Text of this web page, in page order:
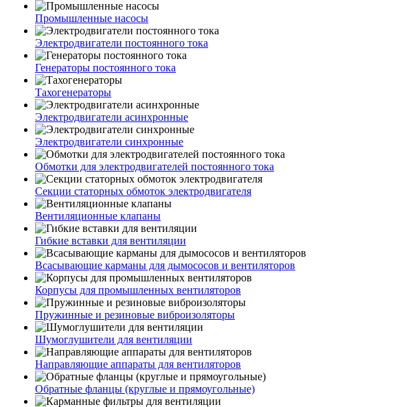
Промышленные насосы
Электродвигатели постоянного тока
Генераторы постоянного тока
Тахогенераторы
Электродвигатели асинхронные
Электродвигатели синхронные
Обмотки для электродвигателей постоянного тока
Секции статорных обмоток электродвигателя
Вентиляционные клапаны
Гибкие вставки для вентиляции
Всасывающие карманы для дымососов и вентиляторов
Корпусы для промышленных вентиляторов
Пружинные и резиновые виброизоляторы
Шумоглушители для вентиляции
Направляющие аппараты для вентиляторов
Обратные фланцы (круглые и прямоугольные)